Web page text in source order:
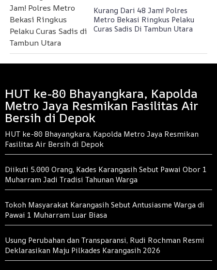
Kurang Dari 48 Jam! Polres
Metro Bekasi Ringkus Pelaku
Curas Sadis Di Tambun Utara
HUT ke-80 Bhayangkara, Kapolda
Metro Jaya Resmikan Fasilitas Air
Bersih di Depok
HUT ke-80 Bhayangkara, Kapolda Metro Jaya Resmikan
Fasilitas Air Bersih di Depok
Diikuti 5.000 Orang, Kades Karangasih Sebut Pawai Obor 1
Muharram Jadi Tradisi Tahunan Warga
Tokoh Masyarakat Karangasih Sebut Antusiasme Warga di
Pawai 1 Muharram Luar Biasa
Usung Perubahan dan Transparansi, Rudi Rochman Resmi
Deklarasikan Maju Pilkades Karangasih 2026